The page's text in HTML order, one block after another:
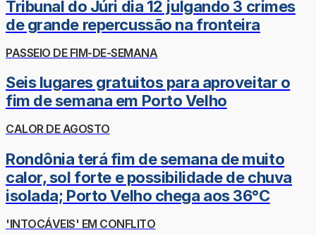
Tribunal do Júri dia 12 julgando 3 crimes
de grande repercussão na fronteira
PASSEIO DE FIM-DE-SEMANA
Seis lugares gratuitos para aproveitar o
fim de semana em Porto Velho
CALOR DE AGOSTO
Rondônia terá fim de semana de muito
calor, sol forte e possibilidade de chuva
isolada; Porto Velho chega aos 36°C
'INTOCÁVEIS' EM CONFLITO